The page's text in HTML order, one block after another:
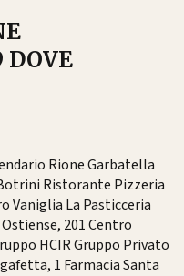
DOVE
Rione Garbatella
Ristorante Pizzeria
Vaniglia La Pasticceria
201 Centro
HCIR Gruppo Privato
1 Farmacia Santa